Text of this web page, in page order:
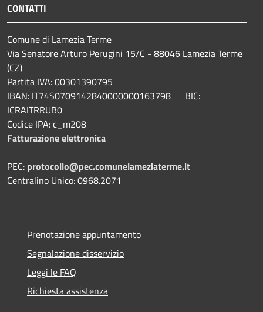
CONTATTI
Comune di Lamezia Terme
Via Senatore Arturo Perugini 15/C - 88046 Lamezia Terme
(CZ)
Partita IVA: 00301390795
IBAN: IT74S0709142840000000163798 BIC:
ICRAITRRUB0
Codice IPA: c_m208
Fatturazione elettronica
PEC: protocollo@pec.comunelameziaterme.it
Centralino Unico: 0968.2071
Prenotazione appuntamento
Segnalazione disservizio
Leggi le FAQ
Richiesta assistenza